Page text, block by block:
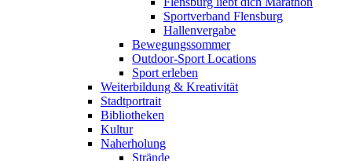
Sportverband Flensburg
Hallenvergabe
Bewegungssommer
Outdoor-Sport Locations
Sport erleben
Weiterbildung & Kreativität
Stadtportrait
Bibliotheken
Kultur
Naherholung
Strände